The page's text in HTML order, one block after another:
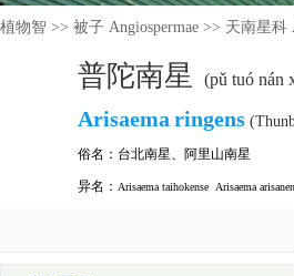
植物智 >> 被子 Angiospermae >> 天南星科
普陀南星 (pǔ tuó nán
Arisaema ringens
俗名： 台北南星、 阿里山南星
异名： Arisaema taihokense Arisaema